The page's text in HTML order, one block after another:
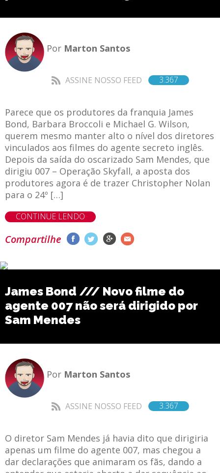
Por Marton Santos
ASSINE NOSSO FEED 3.367
Parece que os produtores da franquia James
Bond, Barbara Broccoli e Michael G. Wilson,
querem mesmo manter alto o nível dos diretores
vinculados aos filmes do agente secreto inglês.
Depois da saída do oscarizado Sam Mendes, que
dirigiu 007 – Operação Skyfall, a aposta dos
produtores agora é de trazer Christopher Nolan
para o 24º […]
CONTINUE LENDO
Compartilhe
James Bond /// Novo filme do
agente 007 não será dirigido por
Sam Mendes
Por Marton Santos
ASSINE NOSSO FEED 3.367
O diretor Sam Mendes já havia dito que dirigiria
apenas um filme do agente 007, mas chegou a
dar declarações que animaram os fãs, dando a